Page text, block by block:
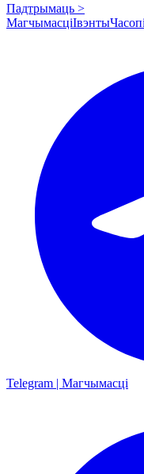
Падтрымаць >
МагчымасціІвэнты
Telegram | Магчымасці